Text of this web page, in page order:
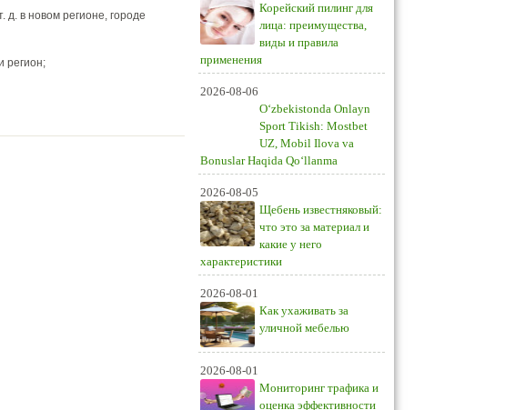
в новом регионе, городе
регион;
Корейский пилинг для
лица: преимущества,
виды и правила
применения
2026-08-06
O‘zbekistonda Onlayn
Sport Tikish: Mostbet
UZ, Mobil Ilova va
Bonuslar Haqida Qo‘llanma
2026-08-05
Щебень известняковый:
что это за материал и
какие у него
характеристики
2026-08-01
Как ухаживать за
уличной мебелью
2026-08-01
Мониторинг трафика и
оценка эффективности